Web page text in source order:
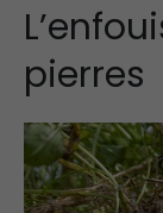
pierres